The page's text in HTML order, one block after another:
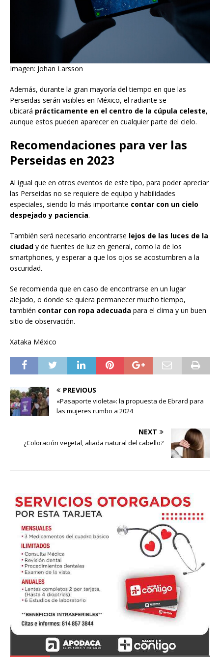
Imagen: Johan Larsson
Además, durante la gran mayoría del tiempo en que las
Perseidas serán visibles en México, el radiante se
ubicará prácticamente en el centro de la cúpula celeste,
aunque estos pueden aparecer en cualquier parte del cielo.
Recomendaciones para ver las
Perseidas en 2023
Al igual que en otros eventos de este tipo, para poder apreciar
las Perseidas no se requiere de equipo y habilidades
especiales, siendo lo más importante contar con un cielo
despejado y paciencia.
También será necesario encontrarse lejos de las luces de la
ciudad y de fuentes de luz en general, como la de los
smartphones, y esperar a que los ojos se acostumbren a la
oscuridad.
Se recomienda que en caso de encontrarse en un lugar
alejado, o donde se quiera permanecer mucho tiempo,
también contar con ropa adecuada para el clima y un buen
sitio de observación.
Xataka México
PREVIOUS
«Pasaporte violeta»: la propuesta de Ebrard para
las mujeres rumbo a 2024
NEXT
¿Coloración vegetal, aliada natural del cabello?